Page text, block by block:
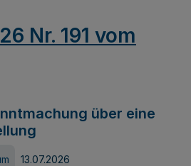
Nr. 191 vom
über eine
13.07.2026